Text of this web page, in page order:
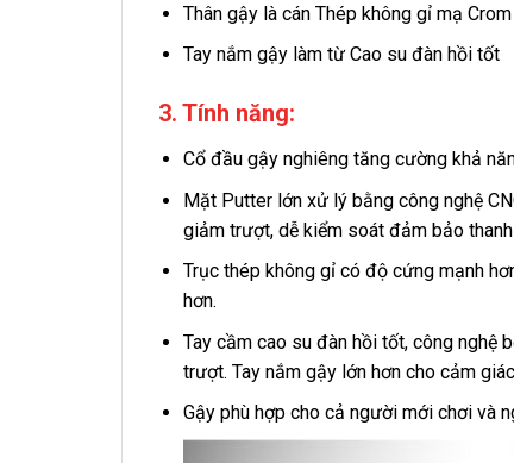
Thân gậy là cán Thép không gỉ mạ Crom
Tay nắm gậy làm từ Cao su đàn hồi tốt
3. Tính năng:
Cổ đầu gậy nghiêng tăng cường khả
Mặt Putter lớn xử lý bằng công nghệ
giảm trượt, dễ kiểm soát đảm bảo
Trục thép không gỉ có độ cứng mạnh
hơn.
Tay cầm cao su đàn hồi tốt, công nghệ
trượt. Tay nắm gậy lớn hơn cho cảm
Gậy phù hợp cho cả người mới chơi và